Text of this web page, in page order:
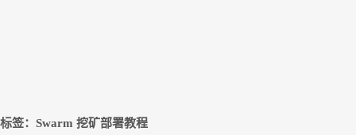
标签：Swarm 挖矿部署教程